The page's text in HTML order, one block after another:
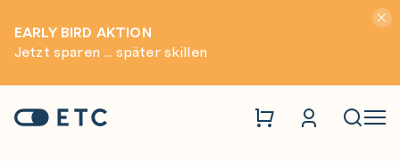
EARLY BIRD AKTION
Jetzt sparen ... später skillen
Startseite: ETC